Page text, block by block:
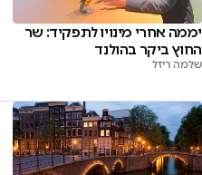
יממה אחרי מינויו לתפקיד: שר
החוץ ביקר בהולנד
שלמה ריזל